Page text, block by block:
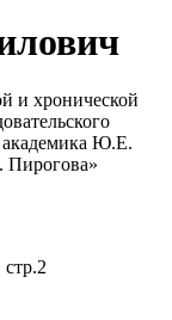
и хронической
академика Ю.Е.